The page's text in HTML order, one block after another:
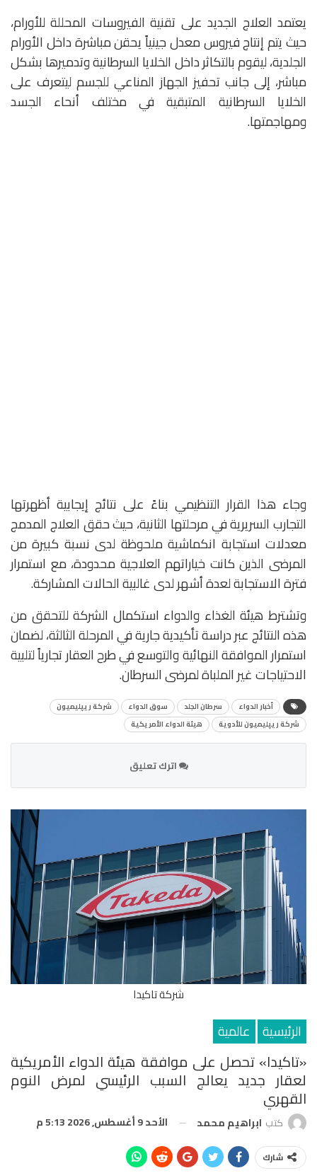
يعتمد العلاج الجديد على تقنية الفيروسات المحللة للأورام،
حيث يتم إنتاج فيروس معدل جينياً يحقن مباشرة داخل الأورام
الجلدية، ليقوم بالتكاثر داخل الخلايا السرطانية وتدميرها بشكل
مباشر، إلى جانب تحفيز الجهاز المناعي للجسم ليتعرف على
الخلايا السرطانية المتبقية في مختلف أنحاء الجسد
ومهاجمتها.
وجاء هذا القرار التنظيمي بناءً على نتائج إيجابية أظهرتها
التجارب السريرية في مرحلتها الثانية، حيث حقق العلاج المدمج
معدلات استجابة انكماشية ملحوظة لدى نسبة كبيرة من
المرضى الذين كانت خياراتهم العلاجية محدودة، مع استمرار
فترة الاستجابة لعدة أشهر لدى غالبية الحالات المشاركة.
وتشترط هيئة الغذاء والدواء استكمال الشركة للتحقق من
هذه النتائج عبر دراسة تأكيدية جارية في المرحلة الثالثة، لضمان
استمرار الموافقة النهائية والتوسع في طرح العقار تجارياً لتلبية
الاحتياجات غير الملباة لمرضى السرطان.
أخبار الدواء سرطان الجلد سوق الدواء
شركة ريپليميون
شركة ريپليميون للأدوية
هيئة الدواء الأمريكية
اترك تعليق
شركة تاكيدا
الرئيسية عالمية
«تاكيدا» تحصل على موافقة هيئة الدواء الأمريكية
لعقار جديد يعالج السبب الرئيسي لمرض النوم
القهري
كتب ابراهيم محمد الأحد 9 أغسطس, 2026 5:13 م
شارك